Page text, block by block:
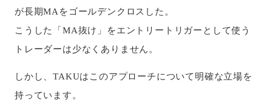
が長期MAをゴールデンクロスした。
こうした「MA抜け」をエントリートリガーとして使う
トレーダーは少なくありません。
しかし、TAKUはこのアプローチについて明確な立場を
持っています。